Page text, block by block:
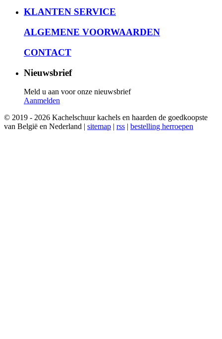
KLANTEN SERVICE
ALGEMENE VOORWAARDEN
CONTACT
Nieuwsbrief
Meld u aan voor onze nieuwsbrief
Aanmelden
© 2019 - 2026 Kachelschuur kachels en haarden de goedkoopste
van België en Nederland | sitemap | rss | bestelling herroepen